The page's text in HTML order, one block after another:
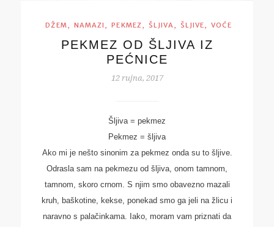
DŽEM, NAMAZI , PEKMEZ, ŠLJIVA, ŠLJIVE, VOĆE
PEKMEZ OD ŠLJIVA IZ
PEĆNICE
12 rujna, 2017
Šljiva = pekmez
Pekmez = šljiva
Ako mi je nešto sinonim za pekmez onda su to šljive.
Odrasla sam na pekmezu od šljiva, onom tamnom,
tamnom, skoro crnom. S njim smo obavezno mazali
kruh, baškotine, kekse, ponekad smo ga jeli na žlicu i
naravno s palačinkama. Iako, moram vam priznati da